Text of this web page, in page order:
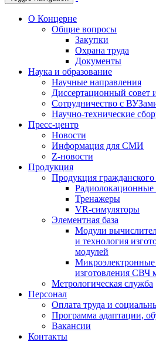
О Концерне
Общие вопросы
Закупки
Охрана труда
Документы
Наука и образование
Научные направления
Диссертационный совет
Сотрудничество с
Научно-технические
Пресс-центр
Новости
Информация для СМИ
Z-новости
Продукция
Продукция
Тренажеры
VR-симуляторы
Элементная база
Модули
и технология
модулей
Микроэлектронные
изготовления СВЧ
Метрологическая служба
Персонал
Оплата труда и
Программа адаптации,
Вакансии
Контакты